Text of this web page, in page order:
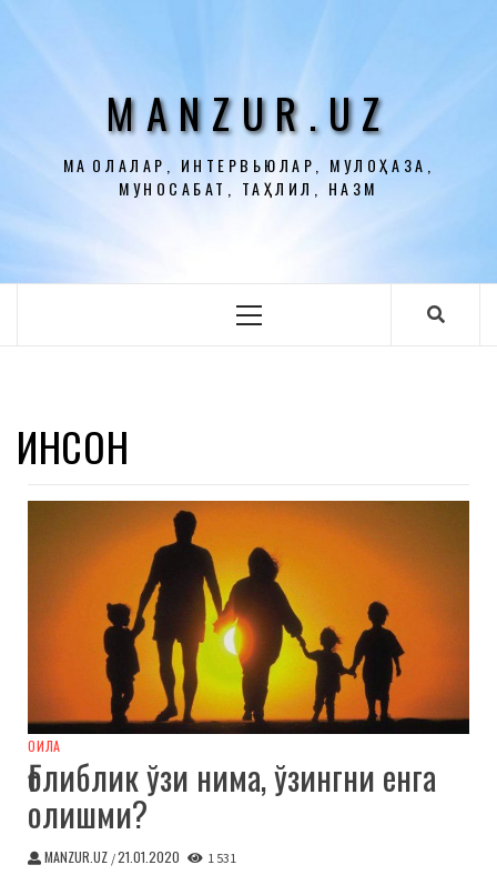
MANZUR.UZ
МАҚОЛАЛАР, ИНТЕРВЬЮЛАР, МУЛОҲАЗА,
МУНОСАБАТ, ТАҲЛИЛ, НАЗМ
меню
ИНСОН
ОИЛА
Ғолиблик ўзи нима, ўзингни енга
олишми?
MANZUR.UZ /21.01.2020 1 531